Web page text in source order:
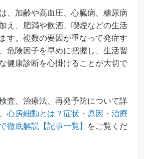
、加齢や高血圧、心臓病、糖尿病
え、肥満や飲酒、喫煙などの生活
す。複数の要因が重なって発症す
危険因子を早めに把握し、生活習
健康診断を心掛けることが大切で
査、治療法、再発予防について詳
心房細動とは？症状・原因・治療
徹底解説【記事一覧】
をご覧くだ